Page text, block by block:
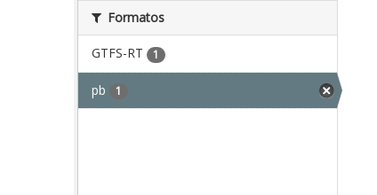
Formatos
GTFS-RT 1
pb 1